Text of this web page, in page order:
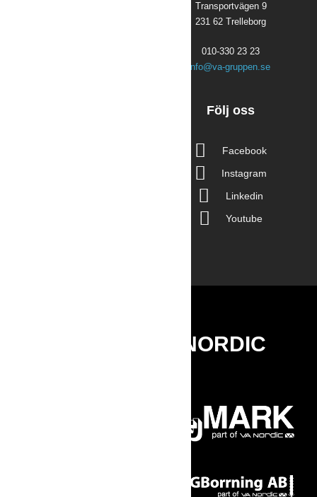
Transportvägen 9
231 62 Trelleborg
010-330 23 23
info@va-gruppen.se
Följ oss
Facebook
Instagram
Linkedin
Youtube
PART OF VA NORDIC